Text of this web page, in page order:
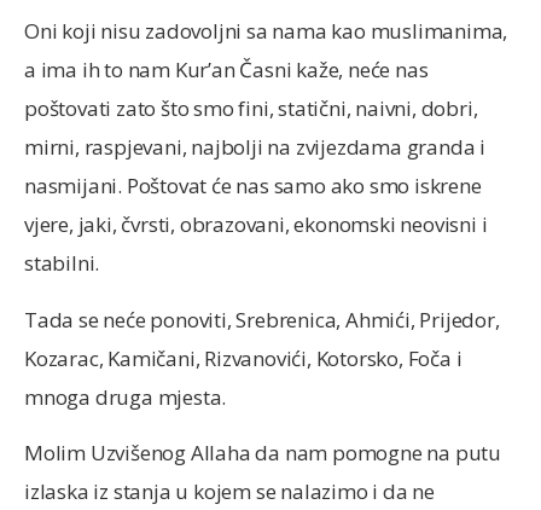
Oni koji nisu zadovoljni sa nama kao muslimanima,
a ima ih to nam Kur’an Časni kaže, neće nas
poštovati zato što smo fini, statični, naivni, dobri,
mirni, raspjevani, najbolji na zvijezdama granda i
nasmijani. Poštovat će nas samo ako smo iskrene
vjere, jaki, čvrsti, obrazovani, ekonomski neovisni i
stabilni.
Tada se neće ponoviti, Srebrenica, Ahmići, Prijedor,
Kozarac, Kamičani, Rizvanovići, Kotorsko, Foča i
mnoga druga mjesta.
Molim Uzvišenog Allaha da nam pomogne na putu
izlaska iz stanja u kojem se nalazimo i da ne